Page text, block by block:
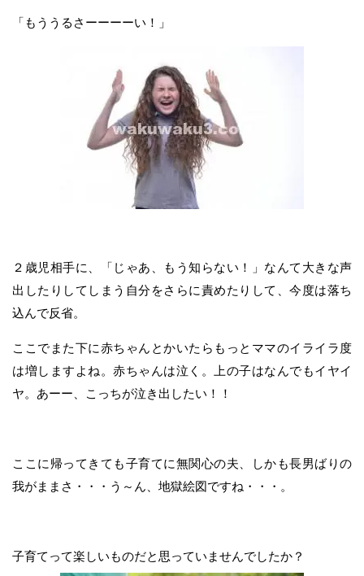
「もううるさーーーーい！」
２歳児相手に、「じゃあ、もう知らない！」なんて大きな声
出したりしてしまう自分をさらに責めたりして、今度は落ち
込んで反省。
ここでまた下に赤ちゃんとかいたらもっとママのイライラ度
は増しますよね。赤ちゃんは泣く。上の子はなんでもイヤイ
ヤ。あーー、こっちが泣き出したい！！
ここに帰ってきても子育てに無関心の夫、しかも長男ばりの
我がままさ・・・う～ん、地獄絵図ですね・・・。
子育てって楽しいものだと思っていませんでしたか？